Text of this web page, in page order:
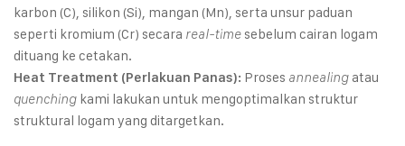
karbon (C), silikon (Si), mangan (Mn), serta unsur paduan
seperti kromium (Cr) secara real-time sebelum cairan logam
dituang ke cetakan.
Heat Treatment (Perlakuan Panas): Proses annealing atau
quenching kami lakukan untuk mengoptimalkan struktur
struktural logam yang ditargetkan.